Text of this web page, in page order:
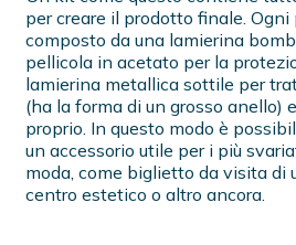
per creare il prodotto finale.
composto da una lamierina
pellicola in acetato per la
lamierina metallica sottile per
(ha la forma di un grosso anello)
proprio. In questo modo è
un accessorio utile per i più
moda, come biglietto da visita di
centro estetico o altro ancora.